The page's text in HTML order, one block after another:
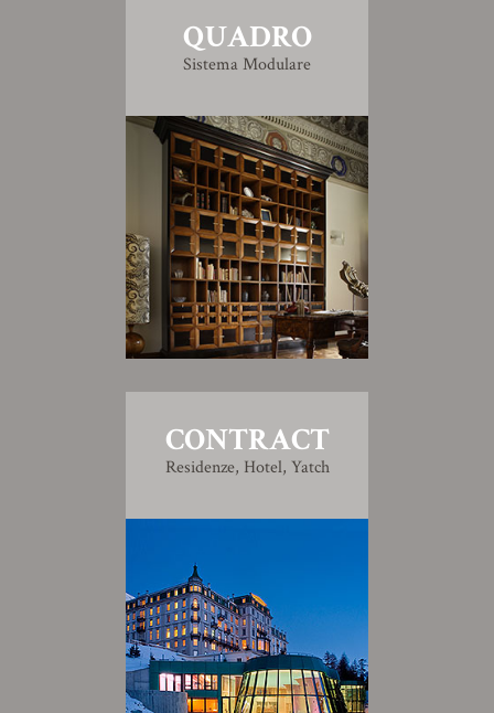
QUADRO
Sistema Modulare
CONTRACT
Residenze, Hotel, Yatch